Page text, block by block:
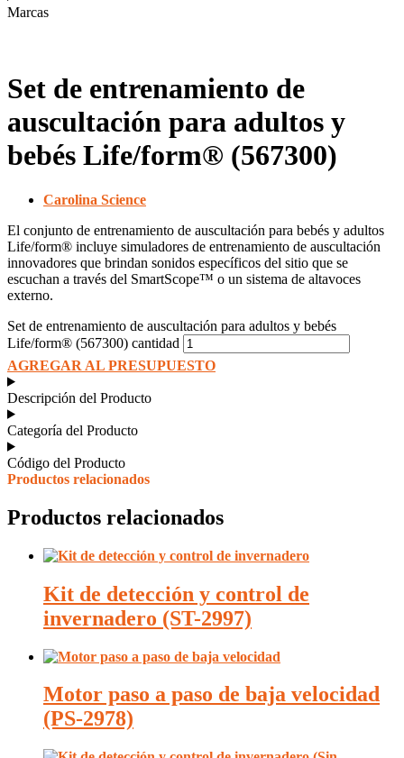
Marcas
Set de entrenamiento de
auscultación para adultos y
bebés Life/form® (567300)
Carolina Science
El conjunto de entrenamiento de auscultación para bebés y adultos
Life/form® incluye simuladores de entrenamiento de auscultación
innovadores que brindan sonidos específicos del sitio que se
escuchan a través del SmartScope™ o un sistema de altavoces
externo.
Set de entrenamiento de auscultación para adultos y bebés
Life/form® (567300) cantidad
AGREGAR AL PRESUPUESTO
Descripción del Producto
Categoría del Producto
Código del Producto
Productos relacionados
Productos relacionados
Kit de detección y control de
invernadero (ST-2997)
Motor paso a paso de baja velocidad
(PS-2978)